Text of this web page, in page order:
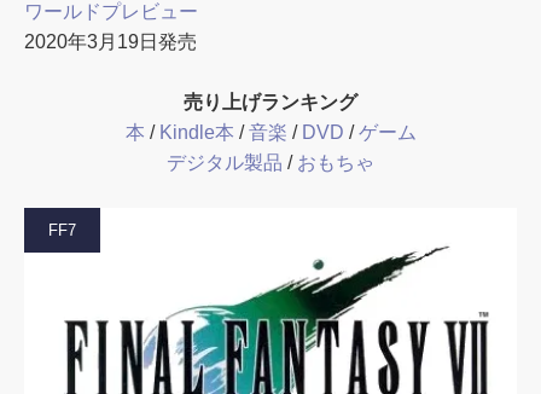
ワールドプレビュー
2020年3月19日発売
売り上げランキング
本 / Kindle本 /音楽 / DVD /ゲーム
デジタル製品 / おもちゃ
FF7